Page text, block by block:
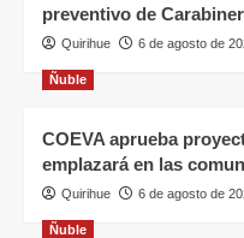
preventivo de
Quirihue 6 de agosto de
Ñuble
COEVA aprueba
emplazará en las
Quirihue 6 de agosto de
Ñuble